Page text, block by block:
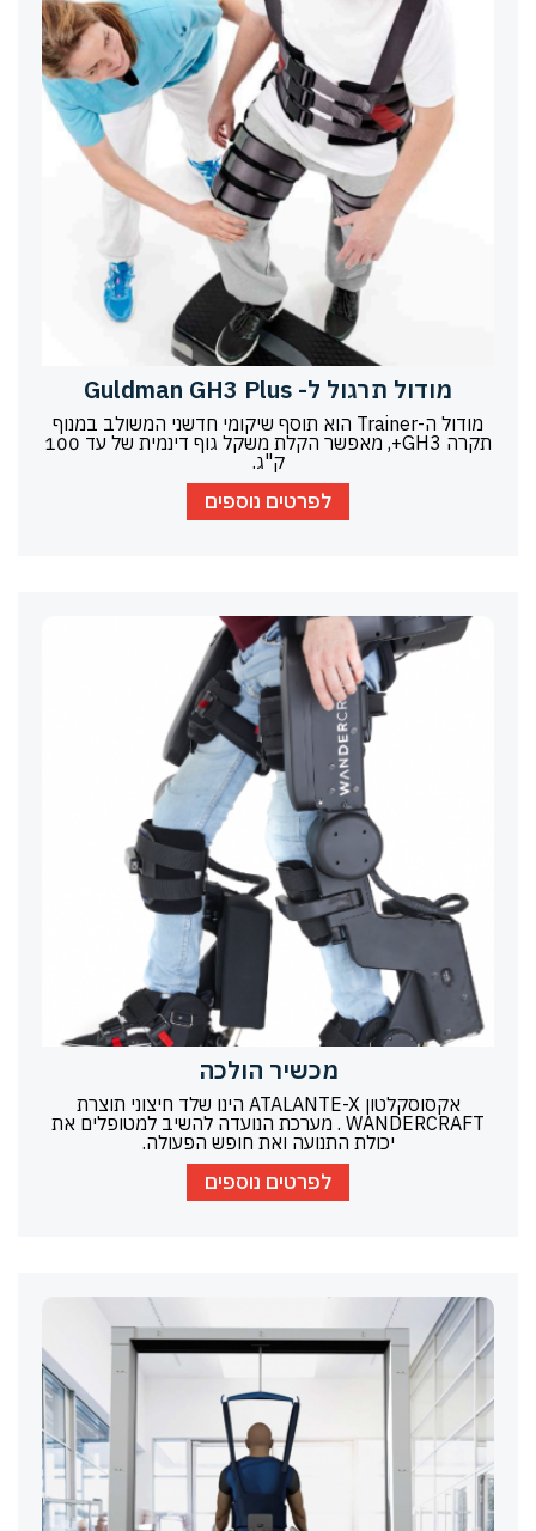
מודול תרגול ל- Guldman GH3 Plus
מודול ה-Trainer הוא תוסף שיקומי חדשני המשולב במנוף
תקרה GH3+, מאפשר הקלת משקל גוף דינמית של עד 100
ק"ג.
לפרטים נוספים
מכשיר הולכה
אקסוסקלטון ATALANTE-X הינו שלד חיצוני תוצרת
WANDERCRAFT . מערכת הנועדה להשיב למטופלים את
יכולת התנועה ואת חופש הפעולה.
לפרטים נוספים